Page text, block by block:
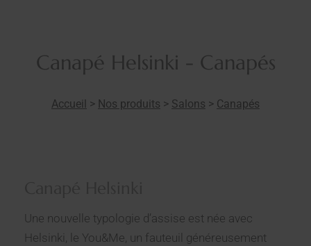
Canapé Helsinki - Canapés
Accueil > Nos produits > Salons > Canapés
Une nouvelle typologie d’assise est née avec
Helsinki, le You&Me, un fauteuil généreusement